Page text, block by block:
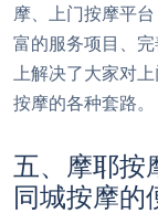
摩、上门按摩平
富的服务项目、
上解决了大家对
按摩的各种套路。
五、摩耶按
同城按摩的